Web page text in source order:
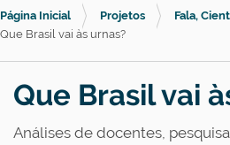
e
g
a
Página Inicial
Projetos
Fala,
Que Brasil vai às urnas?
Que Brasil vai
Análises de docentes,